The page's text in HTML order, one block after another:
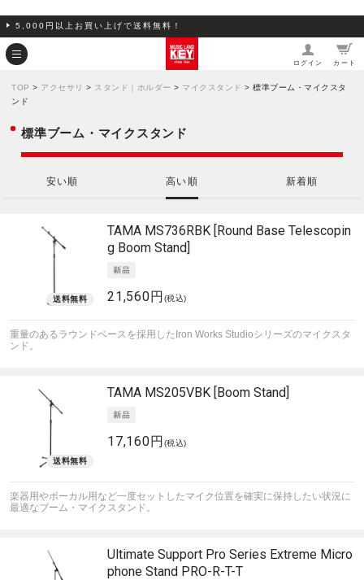
5,000円以上お買い上げで送料無料！
ログイン カート
TOP > アクセサリ > スタンド｜ホルダー > マイクスタンド > 標準ブーム・マイクスタ
ンド
標準ブーム・マイクスタンド
安い順 高い順 新着順
TAMA MS736RBK [Round Base Telescopin
g Boom Stand]
21,560円 (税込)
重量のあるラウンドベースを採用したIron Works Studioシリーズのマイクスタ
ンド。
TAMA MS205VBK [Boom Stand]
17,160円 (税込)
楽器用やボーカル用など一度セットしたマイク位置を確実に保持したい状況に
最適なブーム・マイクスタンド。
Ultimate Support Pro Series Extreme Micro
phone Stand PRO-R-T-T